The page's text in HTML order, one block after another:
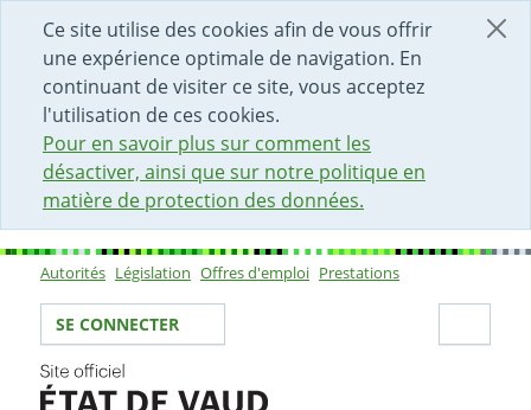
Ce site utilise des cookies afin de vous offrir
une expérience optimale de navigation. En
continuant de visiter ce site, vous acceptez
l'utilisation de ces cookies.
Pour en savoir plus sur comment les
désactiver, ainsi que sur notre politique en
matière de protection des données.
DÉBUT DU CONTENU DE LA
ACCÈS AU CHAMP DE
PAGE D'ACCUEIL
FORMULAIRE DE CONTACT
Sous-navigation
Autorités Législation Offres d'emploi Prestations
Votre identité
SE CONNECTER